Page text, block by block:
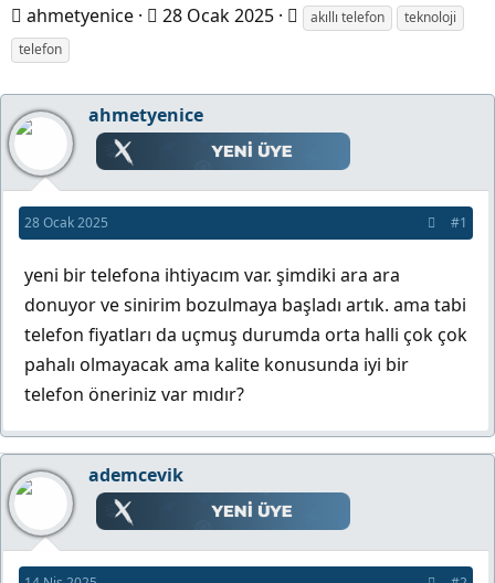
K
o
b
u
y
u
b
ş
l
a
t
a
n
ahmetyenice
B
a
g
t
a
r
i
h
i
28 Ocak 2025
E
e
l
akıllı telefon
teknoloji
telefon
ahmetyenice
28 Ocak 2025 #1
yeni bir telefona ihtiyacım var. şimdiki ara ara
donuyor ve sinirim bozulmaya başladı artık. ama tabi
telefon fiyatları da uçmuş durumda orta halli çok çok
pahalı olmayacak ama kalite konusunda iyi bir
telefon öneriniz var mıdır?
ademcevik